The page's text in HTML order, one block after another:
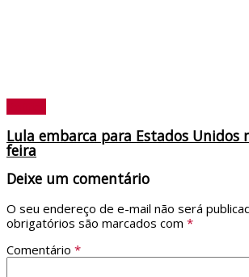
Lula embarca para Estados Unidos
feira
Deixe um comentário
O seu endereço de e-mail não será
obrigatórios são marcados com *
Comentário *